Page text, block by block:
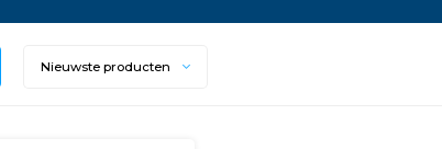
Nieuwste producten